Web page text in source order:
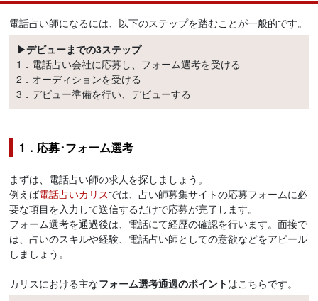
電話占い師になるには、以下のステップを踏むことが一般的です。
▶デビューまでの3ステップ
1．電話占い会社に応募し、フォーム選考を受ける
2．オーディションを受ける
3．デビュー準備を行い、デビューする
1．応募･フォーム選考
まずは、電話占い師の求人を探しましょう。
例えば電話占いカリスでは、占い師募集サイトの応募フォームに必
要な項目を入力して送信するだけで応募が完了します。
フォーム選考を通過後は、電話にて経歴の確認を行います。面接で
は、占いのスキルや経験、電話占い師としての意欲などをアピール
しましょう。
カリスにおける主なフォーム選考通過のポイントはこちらです。